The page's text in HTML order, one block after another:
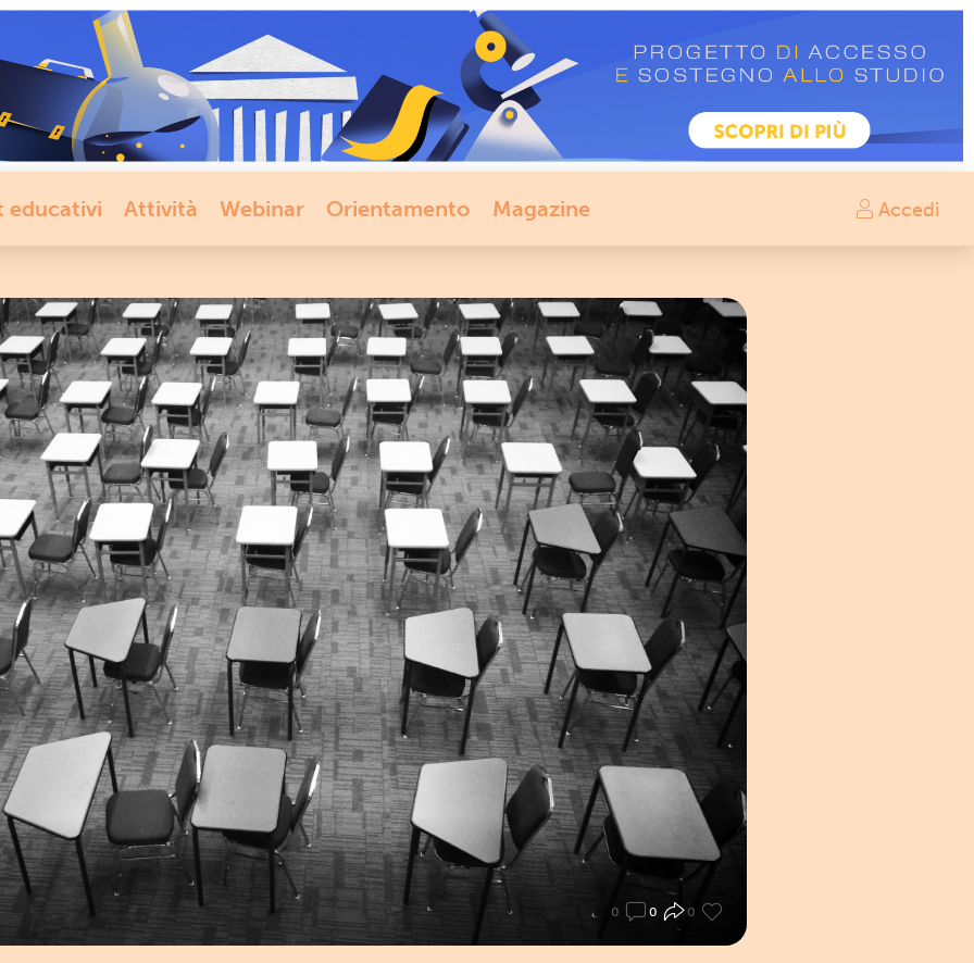
educativi Attività Webinar Orientamento Magazine Accedi
0 0 0